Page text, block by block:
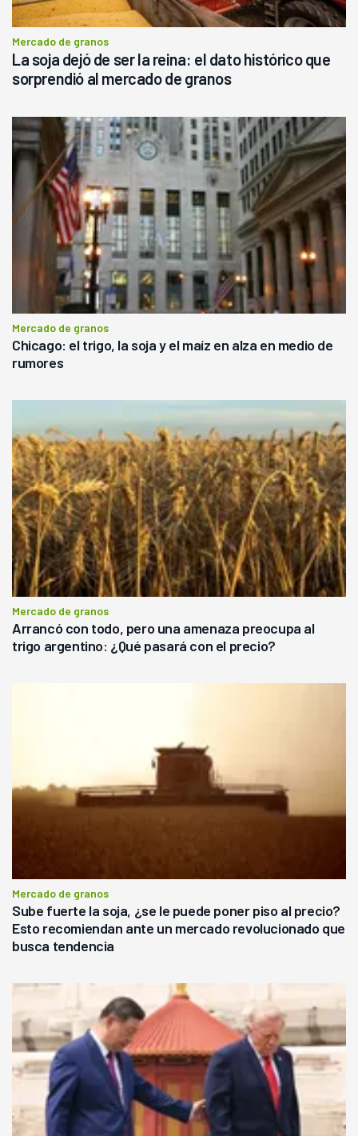
Mercado de granos
La soja dejó de ser la reina: el dato histórico que
sorprendió al mercado de granos
Mercado de granos
Chicago: el trigo, la soja y el maíz en alza en medio de
rumores
Mercado de granos
Arrancó con todo, pero una amenaza preocupa al
trigo argentino: ¿Qué pasará con el precio?
Mercado de granos
Sube fuerte la soja, ¿se le puede poner piso al precio?
Esto recomiendan ante un mercado revolucionado que
busca tendencia